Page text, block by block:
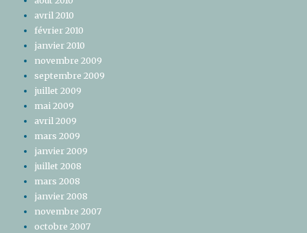
avril 2010
février 2010
janvier 2010
novembre 2009
septembre 2009
juillet 2009
mai 2009
avril 2009
mars 2009
janvier 2009
juillet 2008
mars 2008
janvier 2008
novembre 2007
octobre 2007